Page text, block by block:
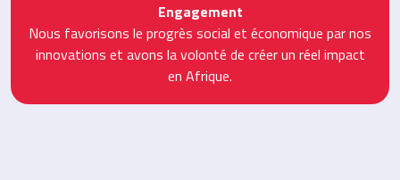
Engagement
Nous favorisons le progrès social et économique par nos
innovations et avons la volonté de créer un réel impact
en Afrique.